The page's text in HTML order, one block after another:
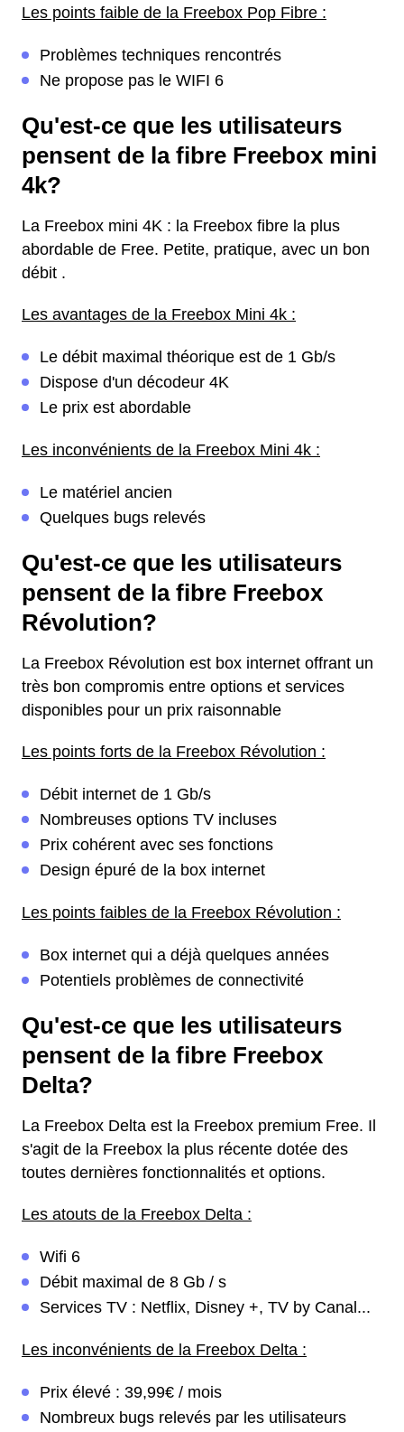
Les points faible de la Freebox Pop Fibre :
Problèmes techniques rencontrés
Ne propose pas le WIFI 6
Qu'est-ce que les utilisateurs
pensent de la fibre Freebox mini
4k?
La Freebox mini 4K : la Freebox fibre la plus
abordable de Free. Petite, pratique, avec un bon
débit .
Les avantages de la Freebox Mini 4k :
Le débit maximal théorique est de 1 Gb/s
Dispose d'un décodeur 4K
Le prix est abordable
Les inconvénients de la Freebox Mini 4k :
Le matériel ancien
Quelques bugs relevés
Qu'est-ce que les utilisateurs
pensent de la fibre Freebox
Révolution?
La Freebox Révolution est box internet offrant un
très bon compromis entre options et services
disponibles pour un prix raisonnable
Les points forts de la Freebox Révolution :
Débit internet de 1 Gb/s
Nombreuses options TV incluses
Prix cohérent avec ses fonctions
Design épuré de la box internet
Les points faibles de la Freebox Révolution :
Box internet qui a déjà quelques années
Potentiels problèmes de connectivité
Qu'est-ce que les utilisateurs
pensent de la fibre Freebox
Delta?
La Freebox Delta est la Freebox premium Free. Il
s'agit de la Freebox la plus récente dotée des
toutes dernières fonctionnalités et options.
Les atouts de la Freebox Delta :
Wifi 6
Débit maximal de 8 Gb / s
Services TV : Netflix, Disney +, TV by Canal...
Les inconvénients de la Freebox Delta :
Prix élevé : 39,99€ / mois
Nombreux bugs relevés par les utilisateurs